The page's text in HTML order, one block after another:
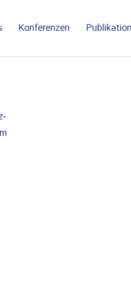
Konferenzen